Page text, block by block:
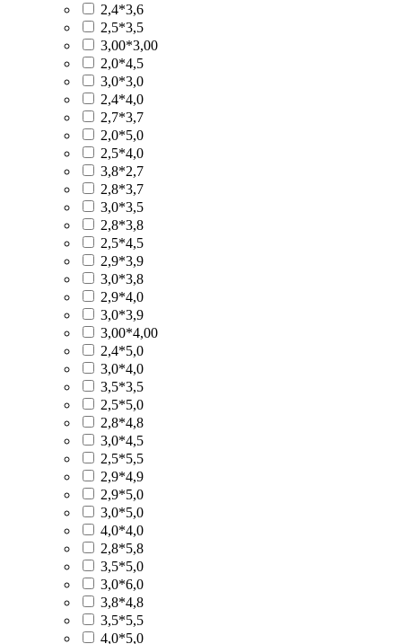
2,4*3,6
2,5*3,5
3,00*3,00
2,0*4,5
3,0*3,0
2,4*4,0
2,7*3,7
2,0*5,0
2,5*4,0
3,8*2,7
2,8*3,7
3,0*3,5
2,8*3,8
2,5*4,5
2,9*3,9
3,0*3,8
2,9*4,0
3,0*3,9
3,00*4,00
2,4*5,0
3,0*4,0
3,5*3,5
2,5*5,0
2,8*4,8
3,0*4,5
2,5*5,5
2,9*4,9
2,9*5,0
3,0*5,0
4,0*4,0
2,8*5,8
3,5*5,0
3,0*6,0
3,8*4,8
3,5*5,5
4,0*5,0